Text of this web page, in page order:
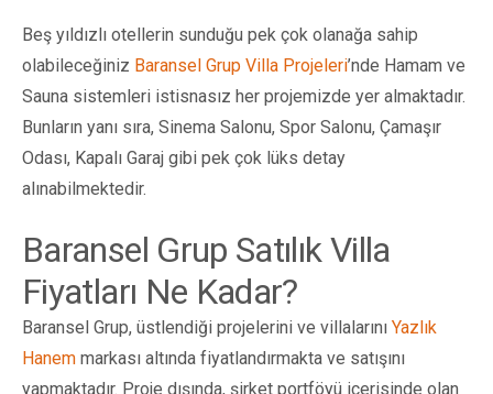
Beş yıldızlı otellerin sunduğu pek çok olanağa sahip
olabileceğiniz Baransel Grup Villa Projeleri’nde Hamam ve
Sauna sistemleri istisnasız her projemizde yer almaktadır.
Bunların yanı sıra, Sinema Salonu, Spor Salonu, Çamaşır
Odası, Kapalı Garaj gibi pek çok lüks detay
alınabilmektedir.
Baransel Grup Satılık Villa
Fiyatları Ne Kadar?
Baransel Grup, üstlendiği projelerini ve villalarını Yazlık
Hanem markası altında fiyatlandırmakta ve satışını
yapmaktadır. Proje dışında, şirket portföyü içerisinde olan